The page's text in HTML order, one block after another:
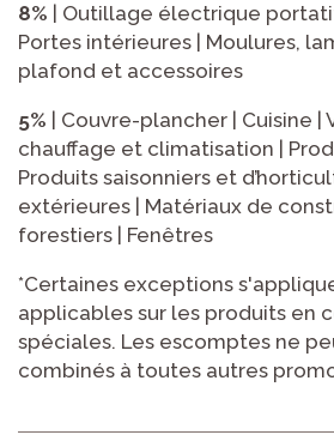
8% | Outillage électrique
Portes intérieures | Moulures,
plafond et accessoires
5% | Couvre-plancher | Cuisine |
chauffage et climatisation |
Produits saisonniers et
extérieures | Matériaux de
forestiers | Fenêtres
*Certaines exceptions
applicables sur les produits en
spéciales. Les escomptes ne
combinés à toutes autres